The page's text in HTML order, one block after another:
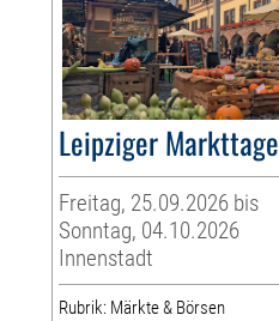
Leipziger Markttage
Freitag, 25.09.2026 bis
Sonntag, 04.10.2026
Innenstadt
Rubrik: Märkte & Börsen